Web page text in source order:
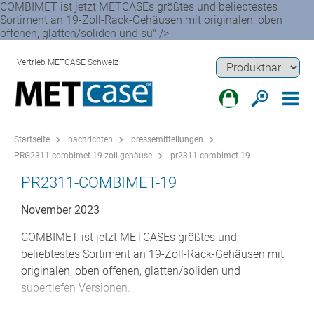
COMBIMET ist jetzt METCASEs größtes und beliebtestes
Sortiment an 19-Zoll-Rack-Gehäusen mit originalen, oben
offenen, glatten/soliden und su" />
Vertrieb METCASE Schweiz
Startseite nachrichten
pressemitteilungen
PRG2311-combimet-19-zoll-gehäuse
pr2311-combimet-19
PR2311-COMBIMET-19
November 2023
COMBIMET ist jetzt METCASEs größtes und
beliebtestes Sortiment an 19-Zoll-Rack-Gehäusen mit
originalen, oben offenen, glatten/soliden und
supertiefen Versionen.